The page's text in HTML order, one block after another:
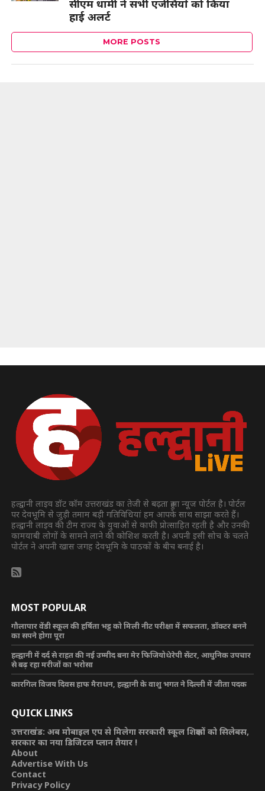
सीएम धामी ने सभी एजेंसियों को किया
हाई अलर्ट
MORE POSTS
हल्द्वानी लाइव डॉट कॉम उत्तराखंड का तेजी से बढ़ता हुआ न्यूज पोर्टल है। पोर्टल
पर देवभूमि से जुड़ी तमाम बड़ी गतिविधियां हम आपके साथ साझा करते हैं।
हल्द्वानी लाइव की टीम राज्य के युवाओं से काफी प्रोत्साहित रहती है और उनकी
कामयाबी लोगों के सामने लाने की कोशिश करती है। अपनी इसी सोच के चलते
पोर्टल ने अपनी खास जगह देवभूमि के पाठकों के बीच बनाई है।
MOST POPULAR
गौलापार वेंडी स्कूल की हर्षिता भट्ट को मिली नीट परीक्षा में सफलता, डॉक्टर बनने
का सपने होगा पूरा
हल्द्वानी में दर्द से राहत की नई उम्मीद बना मेर फिजियोथेरेपी सेंटर, आधुनिक उपचार
से बढ़ रहा मरीजों का भरोसा
कारगिल विजय दिवस हाफ मैराथन, हल्द्वानी के वाशु भगत ने दिल्ली में जीता पदक
QUICK LINKS
उत्तराखंड: अब मोबाइल एप से मिलेगा सरकारी स्कूल शिक्षकों को सिलेबस,
सरकार का नया डिजिटल प्लान तैयार !
About
Advertise With Us
Contact
Privacy Policy